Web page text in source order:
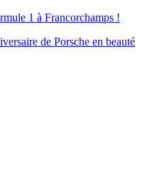
1 à Francorchamps !
de Porsche en beauté